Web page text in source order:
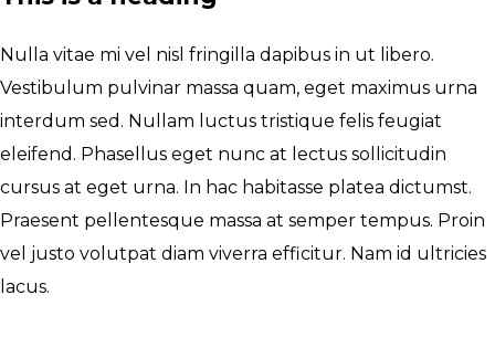
Nulla vitae mi vel nisl fringilla dapibus in ut libero.
Vestibulum pulvinar massa quam, eget maximus urna
interdum sed. Nullam luctus tristique felis feugiat
eleifend. Phasellus eget nunc at lectus sollicitudin
cursus at eget urna. In hac habitasse platea dictumst.
Praesent pellentesque massa at semper tempus. Proin
vel justo volutpat diam viverra efficitur. Nam id ultricies
lacus.